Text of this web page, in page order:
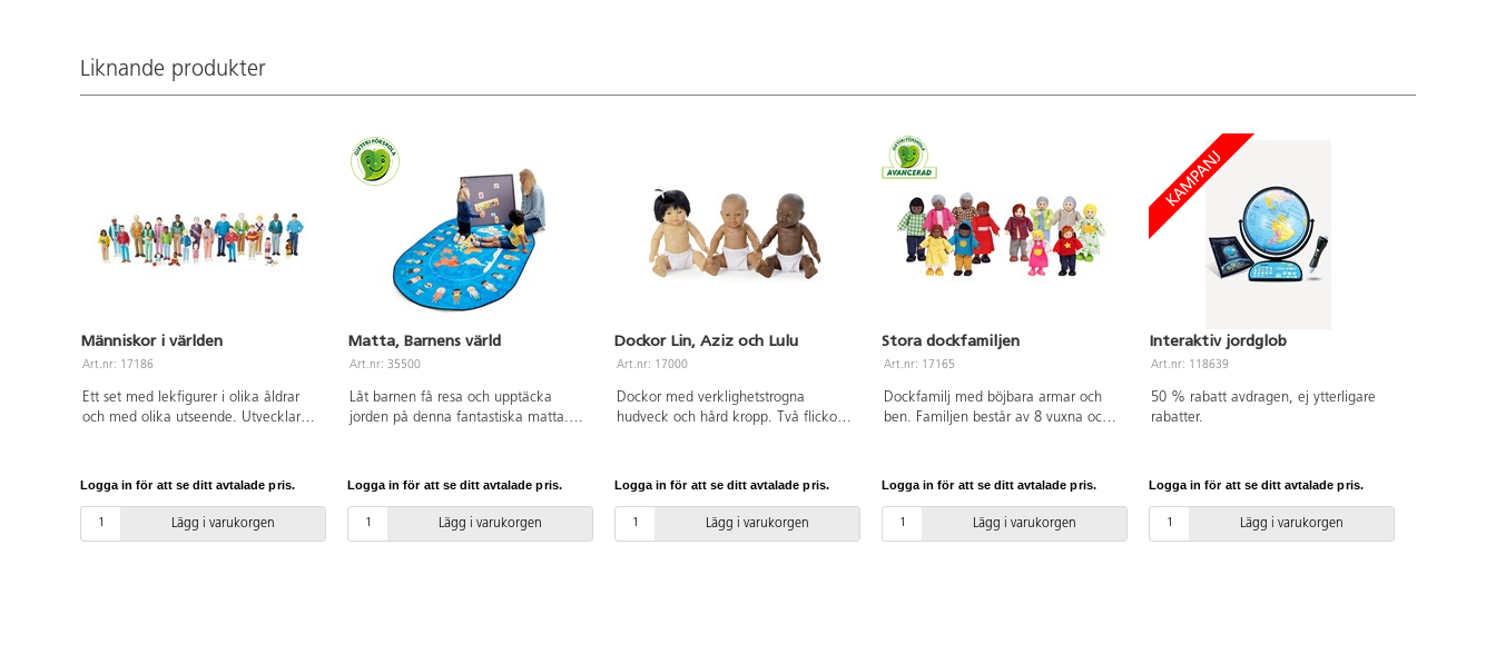
Liknande produkter
Människor i världen
Art.nr: 17186
Ett set med lekfigurer i olika åldrar
och med olika utseende. Utvecklar
Logga in för att se ditt avtalade pris.
Lägg i varukorgen
Matta, Barnens värld
Art.nr: 35500
Låt barnen få resa och upptäcka
jorden på denna fantastiska matta.
undersida, ej antiglid. Mått: 163x234
cm. 100 % nylon. PVC-fri. Rengöres
Logga in för att se ditt avtalade pris.
Lägg i varukorgen
Dockor Lin, Aziz och Lulu
Art.nr: 17000
Dockor med verklighetstrogna
hudveck och hård kropp. Två flickor
Logga in för att se ditt avtalade pris.
Lägg i varukorgen
Stora dockfamiljen
Art.nr: 17165
Dockfamilj med böjbara armar och
ben. Familjen består av 8 vuxna och 4
Logga in för att se ditt avtalade pris.
Lägg i varukorgen
Interaktiv jordglob
Art.nr: 118639
50 % rabatt avdragen, ej ytterligare
rabatter.
Logga in för att se ditt avtalade pris.
Lägg i varukorgen